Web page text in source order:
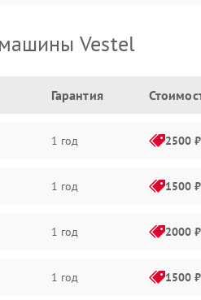
Vestel
Гарантия
1 год 2500 ₽
1 год 1500 ₽
1 год 2000 ₽
1 год 1500 ₽